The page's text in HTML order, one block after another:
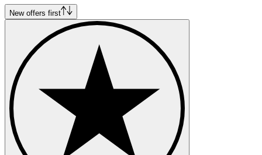
New offers first